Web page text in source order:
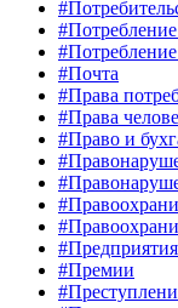
#Почта
#Права
#Права
#Право и
#Премии